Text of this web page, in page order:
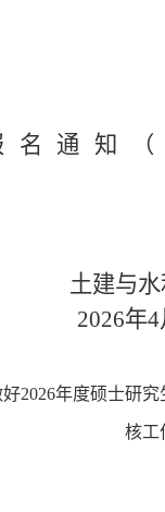
通知（
土建与
2026年4
2026年度硕士研究
核工